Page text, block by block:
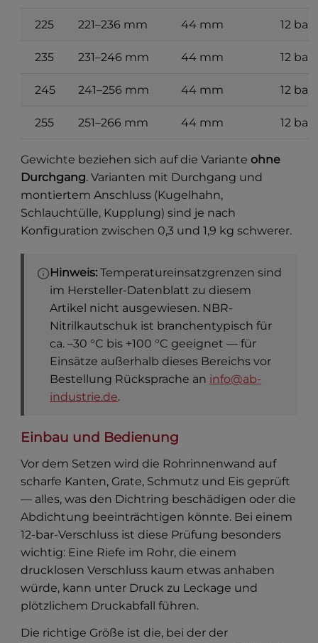
225 221–236 mm 44 mm 12 bar
235 231–246 mm 44 mm 12 bar
245 241–256 mm 44 mm 12 bar
255 251–266 mm 44 mm 12 bar
Gewichte beziehen sich auf die Varianteohne
Durchgang. Varianten mit Durchgang und
montiertem Anschluss (Kugelhahn,
Schlauchtülle, Kupplung) sind je nach
Konfiguration zwischen 0,3 und 1,9 kg schwerer.
Hinweis: Temperatureinsatzgrenzen sind
im Hersteller-Datenblatt zu diesem
Artikel nicht ausgewiesen. NBR-
Nitrilkautschuk ist branchentypisch für
ca. –30 °C bis +100 °C geeignet — für
Einsätze außerhalb dieses Bereichs vor
Bestellung Rücksprache an info@ab-
industrie.de.
Einbau und Bedienung
Vor dem Setzen wird die Rohrinnenwand auf
scharfe Kanten, Grate, Schmutz und Eis geprüft
— alles, was den Dichtring beschädigen oder die
Abdichtung beeinträchtigen könnte. Bei einem
12-bar-Verschluss ist diese Prüfung besonders
wichtig: Eine Riefe im Rohr, die einem
drucklosen Verschluss kaum etwas anhaben
würde, kann unter Druck zu Leckage und
plötzlichem Druckabfall führen.
Die richtige Größe ist die, bei der der